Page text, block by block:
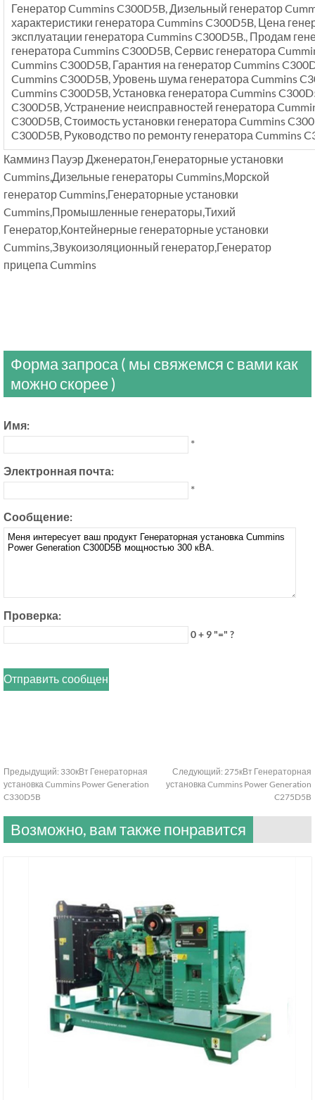
Генератор Cummins C300D5B, Дизельный генератор
характеристики генератора Cummins C300D5B, Цена
эксплуатации генератора Cummins C300D5B., Продам
генератора Cummins C300D5B, Сервис генератора
Cummins C300D5B, Гарантия на генератор Cummins
Cummins C300D5B, Уровень шума генератора Cummins
Cummins C300D5B, Установка генератора Cummins
C300D5B, Устранение неисправностей генератора
C300D5B, Стоимость установки генератора Cummins
C300D5B, Руководство по ремонту генератора Cummins
Камминз Пауэр Дженератон,Генераторные установки
Cummins,Дизельные генераторы Cummins,Морской
генератор Cummins,Генераторные установки
Cummins,Промышленные генераторы,Тихий
Генератор,Контейнерные генераторные установки
Cummins,Звукоизоляционный генератор,Генератор
прицепа Cummins
Форма запроса ( мы свяжемся с вами как
можно скорее )
Имя:
*
Электронная почта:
*
Сообщение:
Проверка:
0 + 9 "=" ?
Предыдущий: 330кВт Генераторная
установка Cummins Power Generation
C330D5B
Следующий: 275кВт Генераторная
установка Cummins Power Generation
C275D5B
Возможно, вам также понравится